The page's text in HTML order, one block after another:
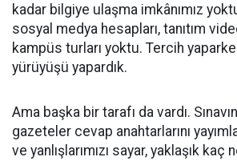
kadar bilgiye ulaşma imkânımız
sosyal medya hesapları, tanıtım
kampüs turları yoktu. Tercih
yürüyüşü yapardık.
Ama başka bir tarafı da vardı.
gazeteler cevap anahtarlarını
ve yanlışlarımızı sayar, yaklaşık kaç